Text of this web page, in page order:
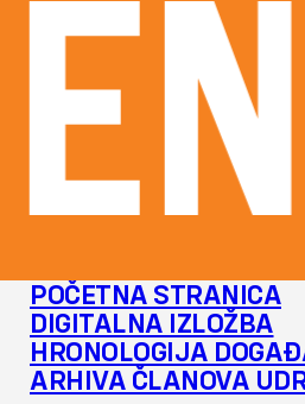
POČETNA STRANICA
DIGITALNA IZLOŽBA
HRONOLOGIJA
ARHIVA ČLANOVA